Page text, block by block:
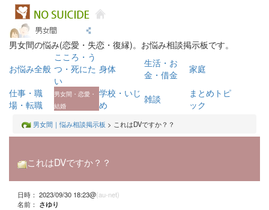
男女間の悩み(恋愛・失恋・復縁)。お悩み相談掲示板です。
お悩み全般
こころ・う
つ・死にた
い
身体
生活・お
金・借金
家庭
仕事・職
場・転職
男女間・恋愛・
結婚
学校・いじ
め
雑談
まとめトピ
ック
男女間｜悩み相談掲示板 > これはDVですか？？
これはDVですか？？
日時： 2023/09/30 18:23@(au-net)
名前： さゆり